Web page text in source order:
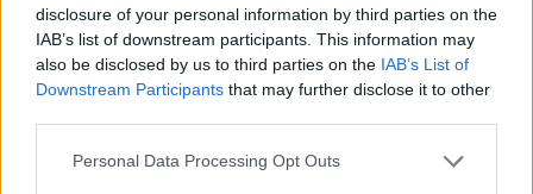
disclosure of your personal information by third parties on the
IAB’s list of downstream participants. This information may
also be disclosed by us to third parties on the IAB’s List of
Downstream Participants that may further disclose it to other
Personal Data Processing Opt Outs